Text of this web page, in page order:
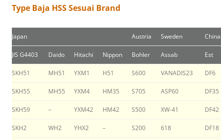
Type Baja HSS Sesuai Brand
Japan Austria Sweden China
JIS G4403 Daido Hitachi Nippon Bohler Assab Est
SKH51 MH51 YXM1 H51 S600 VANADIS23 DF6
SKH55 MH55 YXM4 HM35 S705 ASP60 DF35
SKH59 – YXM42 HM42 S500 XW-41 DF42
SKH2 WH2 YHX2 – S200 618 DF18